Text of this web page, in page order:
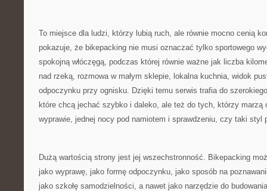
To miejsce dla ludzi, którzy lubią ruch, ale równie mocno cenią
pokazuje, że bikepacking nie musi oznaczać tylko sportowego
spokojną włóczęgą, podczas której równie ważne jak liczba
nad rzeką, rozmowa w małym sklepie, lokalna kuchnia, widok
odpoczynku przy ognisku. Dzięki temu serwis trafia do
które chcą jechać szybko i daleko, ale też do tych, którzy marzą
wyprawie, jednej nocy pod namiotem i sprawdzeniu, czy taki styl
Dużą wartością strony jest jej wszechstronność. Bikepacking
jako wyprawę, jako formę odpoczynku, jako sposób na
jako szkołę samodzielności, a nawet jako narzędzie do